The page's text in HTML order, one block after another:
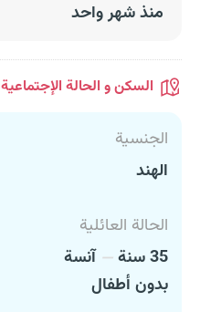
منذ شهر واحد
السكن و الحالة الإجتماعية
الجنسية
الهند
الحالة العائلية
35 سنة
آنسة
بدون أطفال